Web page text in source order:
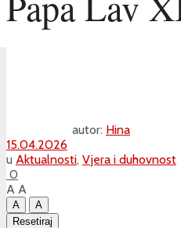
autor: Hina
15.04.2026
u Aktualnosti, Vjera i duhovnost
0
A A
A
A
Resetiraj